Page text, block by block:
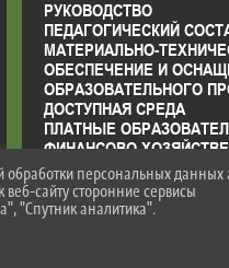
РУКОВОДСТВО
ПЕДАГОГИЧЕСКИЙ
МАТЕРИАЛЬНО-
ОБЕСПЕЧЕНИЕ И
ОБРАЗОВАТЕЛЬНОГО
ДОСТУПНАЯ СРЕДА
ПЛАТНЫЕ
ФИНАНСОВО-
ДЕЯТЕЛЬНОСТЬ
ВАКАНТНЫЕ МЕСТА
(ПЕРЕВОДА)
СТИПЕНДИИ И МЕРЫ
обработки персональных данных
сайту сторонние сервисы
"Спутник аналитика".